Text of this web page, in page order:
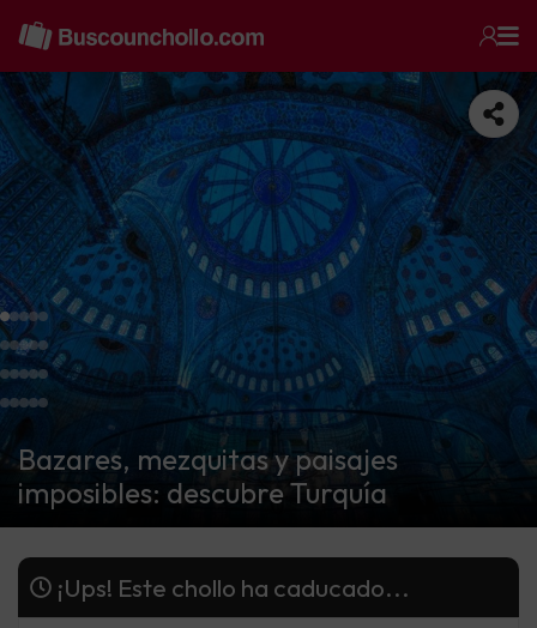
Bazares, mezquitas y paisajes
imposibles: descubre Turquía
¡Ups! Este chollo ha caducado...